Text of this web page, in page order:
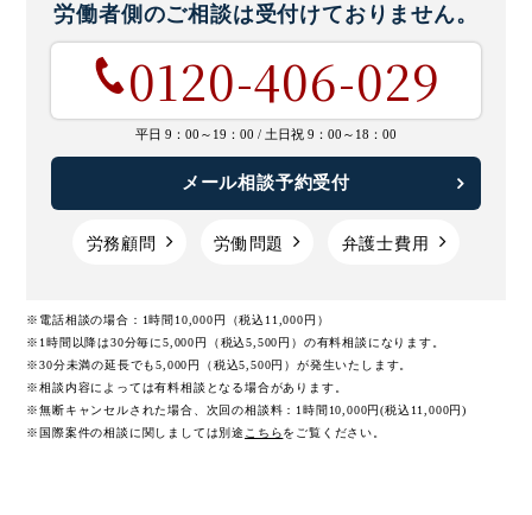
労働者側のご相談は受付けておりません。
0120-406-029
平日 9：00～19：00 / 土日祝 9：00～18：00
メール相談予約受付
労務顧問 労働問題 弁護士費用
※電話相談の場合：1時間10,000円（税込11,000円）
※1時間以降は30分毎に5,000円（税込5,500円）の有料相談になります。
※30分未満の延長でも5,000円（税込5,500円）が発生いたします。
※相談内容によっては有料相談となる場合があります。
※無断キャンセルされた場合、次回の相談料：1時間10,000円(税込11,000円)
※国際案件の相談に関しましては別途 こちらをご覧ください。